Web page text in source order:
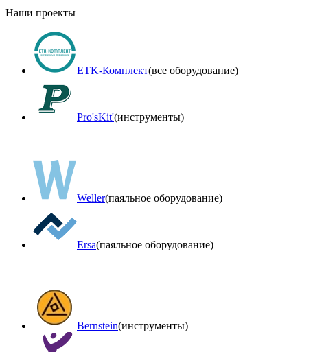
Наши проекты
ETK-Комплект(все оборудование)
Pro'sKit'(инструменты)
Weller(паяльное оборудование)
Ersa(паяльное оборудование)
Bernstein(инструменты)